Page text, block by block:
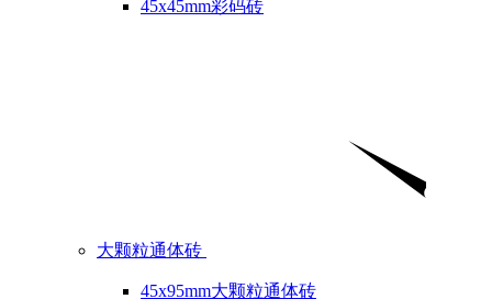
45x45mm彩码砖
大颗粒通体砖
45x95mm大颗粒通体砖